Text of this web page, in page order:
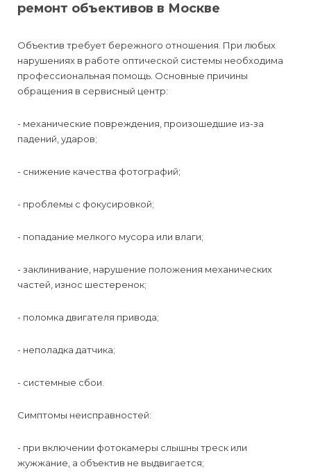
ремонт объективов в Москве
Объектив требует бережного отношения. При любых
нарушениях в работе оптической системы необходима
профессиональная помощь. Основные причины
обращения в сервисный центр:
- механические повреждения, произошедшие из-за
падений, ударов;
- снижение качества фотографий;
- проблемы с фокусировкой;
- попадание мелкого мусора или влаги;
- заклинивание, нарушение положения механических
частей, износ шестеренок;
- поломка двигателя привода;
- неполадка датчика;
- системные сбои.
Симптомы неисправностей:
- при включении фотокамеры слышны треск или
жужжание, а объектив не выдвигается;